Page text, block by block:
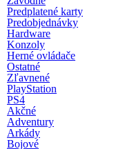
Predplatené karty
Predobjednávky
Hardware
Konzoly
Herné ovládače
Ostatné
Zľavnené
PlayStation
PS4
Akčné
Adventury
Arkády
Bojové